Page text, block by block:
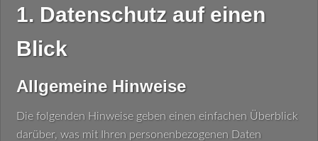
1. Datenschutz auf einen
Blick
Allgemeine Hinweise
Die folgenden Hinweise geben einen einfachen Überblick
darüber, was mit Ihren personenbezogenen Daten